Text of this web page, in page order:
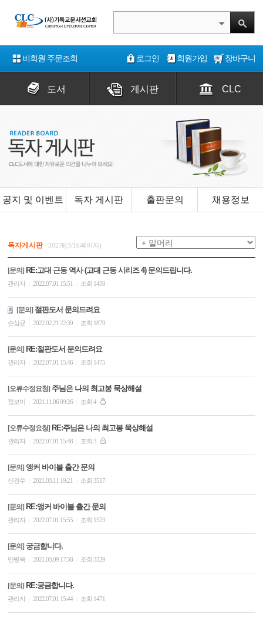
비회원 주문조회 로그인 회원가입 장바구니
도서 게시판 CLC
공지 및 이벤트 독자 게시판 출판문의 채용정보
독자게시판 302개(3/16페이지)
[문의] RE:고대 근동 역사 (고대 근동 시리즈 4) 문의드립니다.
관리자 2022.07.01 15:51 조회 1450
[문의] 절판도서 문의드려요
손삼균 2022.02.21 22:39 조회 1879
[문의] RE:절판도서 문의드려요
관리자 2022.07.01 15:46 조회 1475
[오류수정요청] 주님은 나의 최고봉 묵상해설
정보미 2021.11.06 09:26 조회 4
[오류수정요청] RE:주님은 나의 최고봉 묵상해설
관리자 2022.07.01 15:48 조회 3
[문의] 앵커 바이블 출간 문의
신경수 2021.03.11 19:21 조회 3517
[문의] RE:앵커 바이블 출간 문의
관리자 2022.07.01 15:55 조회 1523
[문의] 궁금합니다.
민병욱 2021.03.09 17:58 조회 3329
[문의] RE:궁금합니다.
관리자 2022.07.01 15:44 조회 1471